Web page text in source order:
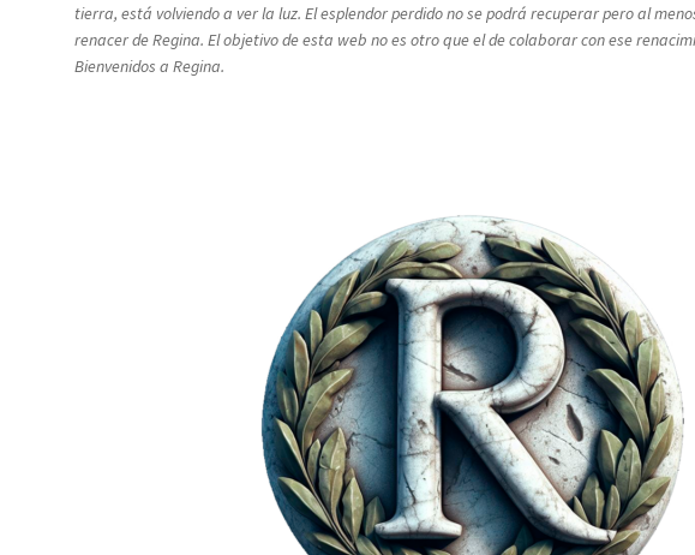
tierra, está volviendo a ver la luz. El esplendor perdido no se podrá recuperar pero al
renacer de Regina. El objetivo de esta web no es otro que el de colaborar con ese
Bienvenidos a Regina.